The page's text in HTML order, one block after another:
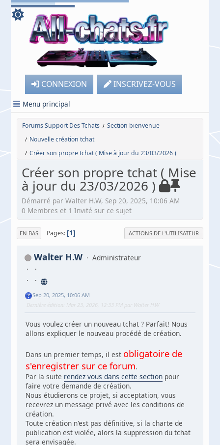
CONNEXION INSCRIVEZ-VOUS
Menu principal
Forums Support Des Tchats / Section bienvenue
/ Nouvelle création tchat
/ Créer son propre tchat ( Mise à jour du 23/03/2026 )
Créer son propre tchat ( Mise
à jour du 23/03/2026 )
Démarré par Walter H.W, Sep 20, 2025, 10:06 AM
0 Membres et 1 Invité sur ce sujet
EN BAS Pages 1 ACTIONS DE L'UTILISATEUR
Walter H.W Administrateur
Sep 20, 2025, 10:06 AM
Dernière édition
: Mar 23, 2026, 12:33 PM par Walter H.W
Vous voulez créer un nouveau tchat ? Parfait! Nous
allons expliquer le nouveau procédé de création.
Dans un premier temps, il est obligatoire de
s'enregistrer sur ce forum.
Par la suite rendez vous dans cette section pour
faire votre demande de création.
Nous étudierons ce projet, si acceptation, vous
recevrez un message privé avec les conditions de
création.
Toute création n'est pas définitive, si la charte de
publication est violée, alors la suppression du tchat
sera envisagée.